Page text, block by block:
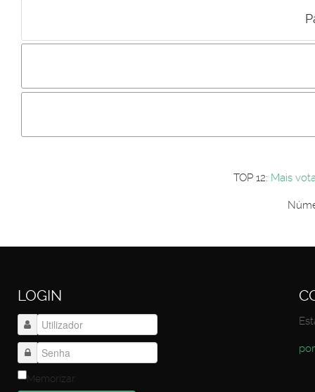
Incluir imagem :
Os
Primeiro autentique-se...
TOP 12: Mais
LOGIN
Memorizar